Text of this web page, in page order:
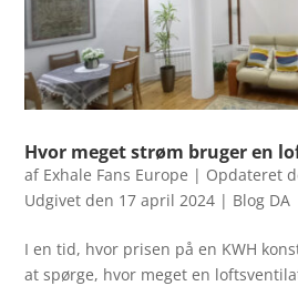
Hvor meget strøm bruger en
af Exhale Fans Europe | Opdateret
Udgivet den 17 april 2024 | Blog DA
I en tid, hvor prisen på en KWH
at spørge, hvor meget en